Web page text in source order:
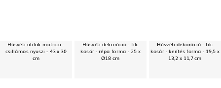
Húsvéti ablak matrica -
csillámos nyuszi - 43 x 30
cm
Húsvéti dekoráció - filc
kosár - répa forma - 25 x
Ø18 cm
Húsvéti dekoráció - filc
kosár - kerítés forma - 19,5 x
13,2 x 11,7 cm